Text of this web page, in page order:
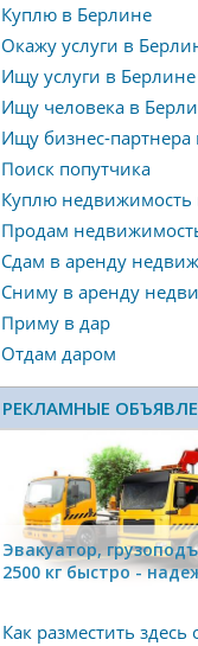
Куплю в Берлине
Окажу услуги в
Ищу услуги в Берлине
Ищу человека в
Ищу бизнес-партнера
Поиск попутчика
Куплю недвижимость
Продам
Сдам в аренду
Сниму в аренду
Приму в дар
Отдам даром
РЕКЛАМНЫЕ
Эвакуатор,
2500 кг быстро -
Как разместить